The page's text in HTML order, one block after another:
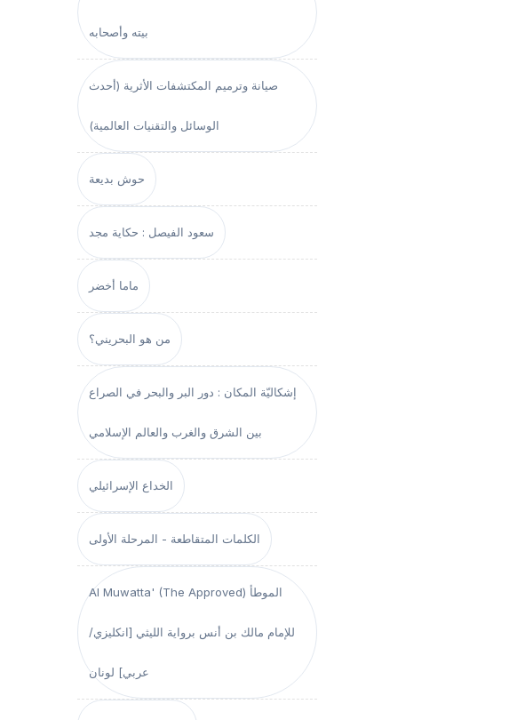
بيته وأصحابه
صيانة وترميم المكتشفات الأثرية (أحدث
الوسائل والتقنيات العالمية)
حوش بديعة
سعود الفيصل : حكاية مجد
ماما أخضر
من هو البحريني؟
إشكاليّة المكان : دور البر والبحر في الصراع
بين الشرق والغرب والعالم الإسلامي
الخداع الإسرائيلي
الكلمات المتقاطعة - المرحلة الأولى
Al Muwatta' (The Approved) الموطأ
للإمام مالك بن أنس برواية الليثي [انكليزي/
عربي] لونان